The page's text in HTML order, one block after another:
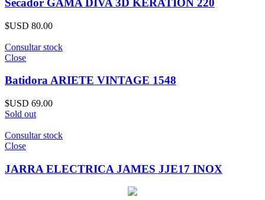
Secador GAMA DIVA 3D KERATION 220
$USD 80.00
Consultar stock
Close
Batidora ARIETE VINTAGE 1548
$USD 69.00
Sold out
Consultar stock
Close
JARRA ELECTRICA JAMES JJE17 INOX